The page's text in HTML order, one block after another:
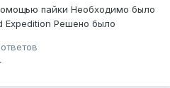
пайки Необходимо было
Expedition Решено было
сосновая припой ПОС-61.
заплаты. Особенности